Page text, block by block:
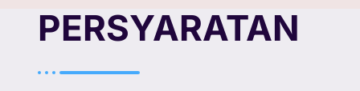
PERSYARATAN